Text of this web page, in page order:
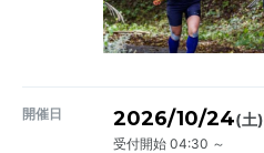
開催日 2026/10/24(土)
受付開始 04:30 ～